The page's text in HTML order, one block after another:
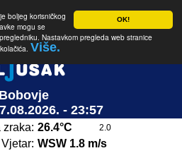
OK!
boljeg korisničkog
mogu se
Nastavkom pregleda web stranice
Više.
Bobovje
- 23:57
zraka: 26.4°C 2.0
Vjetar: WSW 1.8 m/s